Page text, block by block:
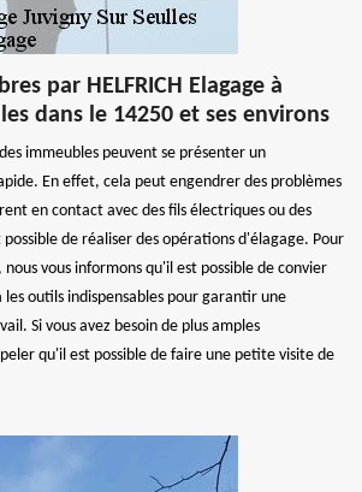
par HELFRICH Elagage à
dans le 14250 et ses environs
immeubles peuvent se présenter un
En effet, cela peut engendrer des problèmes
en contact avec des fils électriques ou des
de réaliser des opérations d'élagage. Pour
vous informons qu'il est possible de convier
les outils indispensables pour garantir une
Si vous avez besoin de plus amples
qu'il est possible de faire une petite visite de